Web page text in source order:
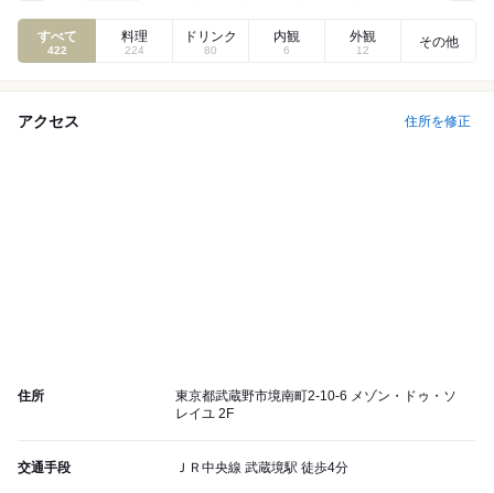
すべて
422
料理
224
ドリンク
80
内観
6
外観
12
その他
アクセス 住所を修正
住所
東京都武蔵野市境南町2-10-6 メゾン・ドゥ・ソ
レイユ 2F
交通手段 ＪＲ中央線 武蔵境駅 徒歩4分